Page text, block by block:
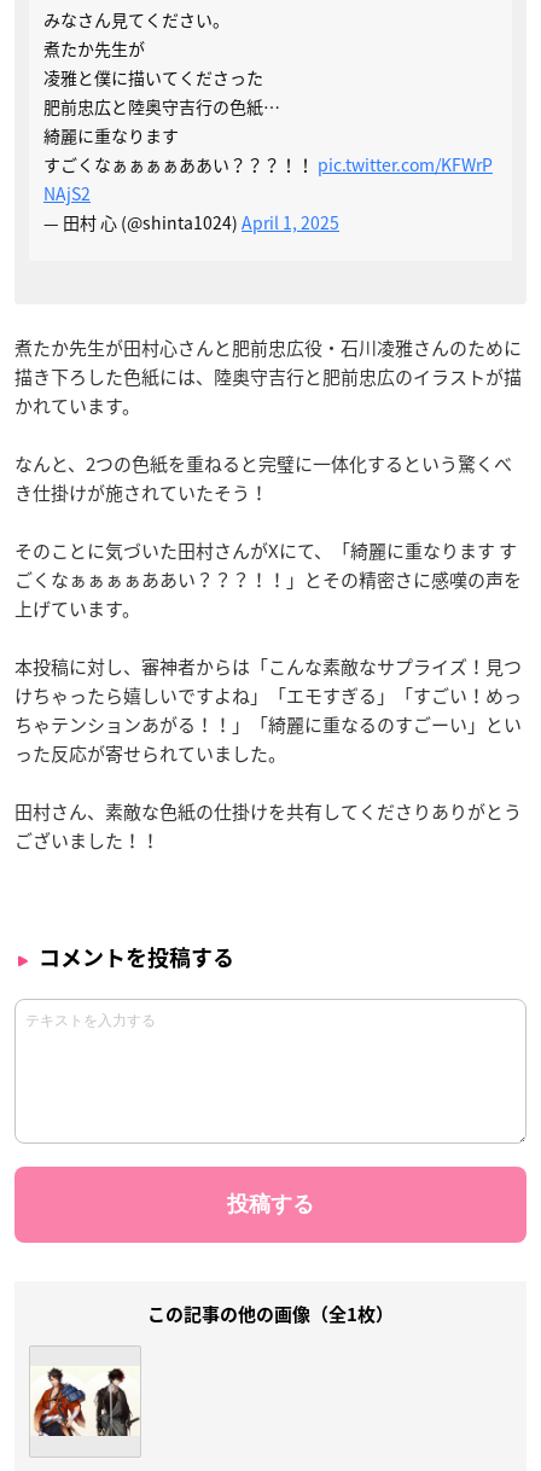
みなさん見てください。
煮たか先生が
凌雅と僕に描いてくださった
肥前忠広と陸奥守吉行の色紙…
綺麗に重なります
すごくなぁぁぁぁああい？？？！！ pic.twitter.com/KFWrP
NAjS2
— 田村 心 (@shinta1024) April 1, 2025
煮たか先生が田村心さんと肥前忠広役・石川凌雅さんのために
描き下ろした色紙には、陸奥守吉行と肥前忠広のイラストが描
かれています。
なんと、2つの色紙を重ねると完璧に一体化するという驚くべ
き仕掛けが施されていたそう！
そのことに気づいた田村さんがXにて、「綺麗に重なります す
ごくなぁぁぁぁああい？？？！！」とその精密さに感嘆の声を
上げています。
本投稿に対し、審神者からは「こんな素敵なサプライズ！見つ
けちゃったら嬉しいですよね」「エモすぎる」「すごい！めっ
ちゃテンションあがる！！」「綺麗に重なるのすごーい」とい
った反応が寄せられていました。
田村さん、素敵な色紙の仕掛けを共有してくださりありがとう
ございました！！
コメントを投稿する
この記事の他の画像（全1枚）